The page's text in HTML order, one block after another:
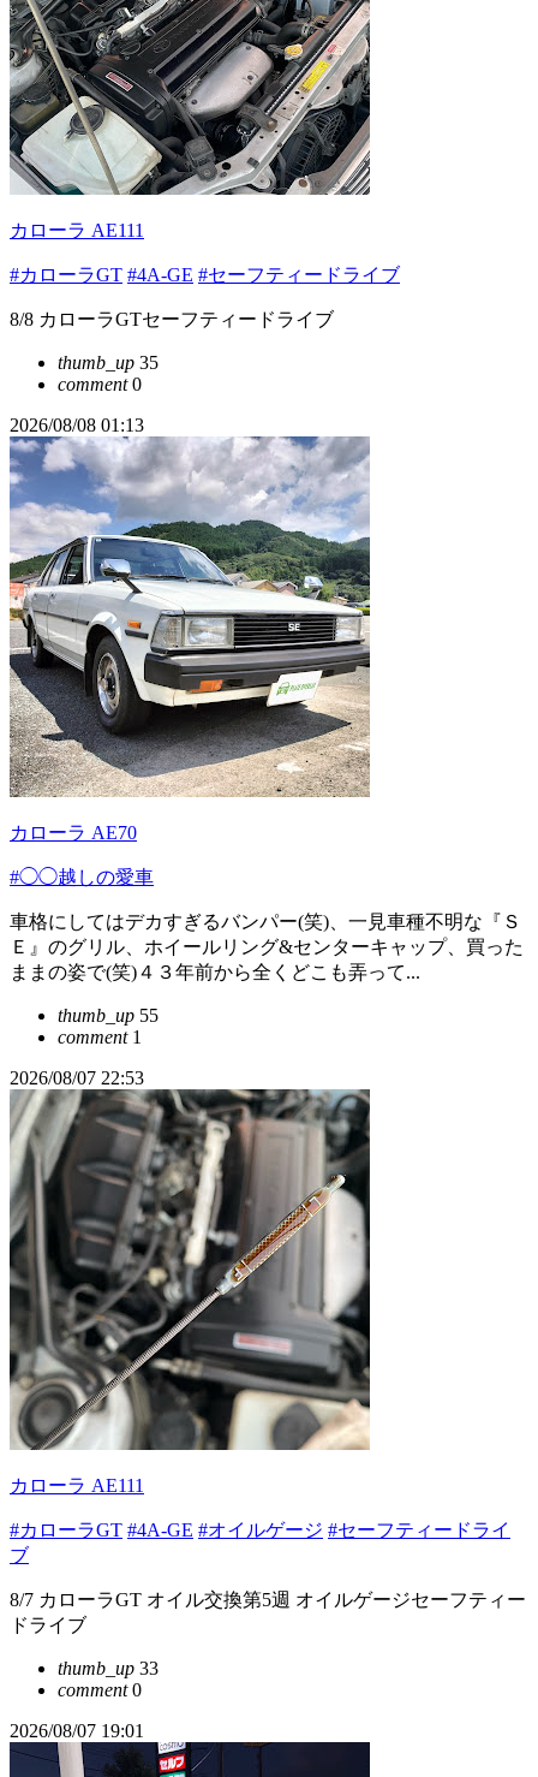
カローラ AE111
#カローラGT #4A-GE #セーフティードライブ
8/8 カローラGTセーフティードライブ
thumb_up 35
comment0
2026/08/08 01:13
カローラ AE70
#◯◯越しの愛車
車格にしてはデカすぎるバンパー(笑)、一見車種不明な『Ｓ
Ｅ』のグリル、ホイールリング&センターキャップ、買った
ままの姿で(笑)４３年前から全くどこも弄って...
thumb_up 55
comment1
2026/08/07 22:53
カローラ AE111
#カローラGT #4A-GE #オイルゲージ #セーフティードライ
ブ
8/7 カローラGT オイル交換第5週 オイルゲージセーフティー
ドライブ
thumb_up 33
comment0
2026/08/07 19:01